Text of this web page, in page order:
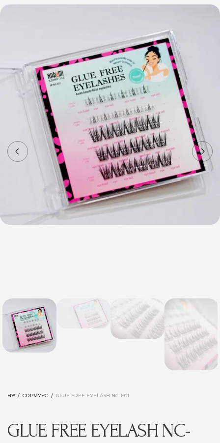
НҮҮР / СОРМУУС / GLUE FREE EYELASH NC-E01
GLUE FREE EYELASH NC-